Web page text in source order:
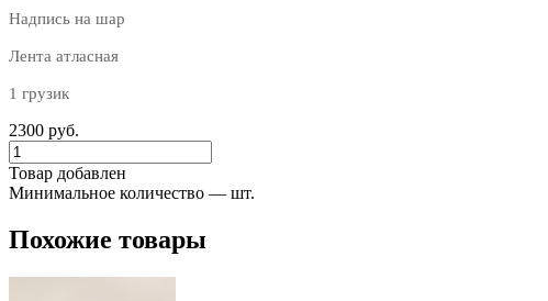
Надпись на шар
Лента атласная
1 грузик
2300 руб.
Товар добавлен
Минимальное количество — шт.
Похожие товары